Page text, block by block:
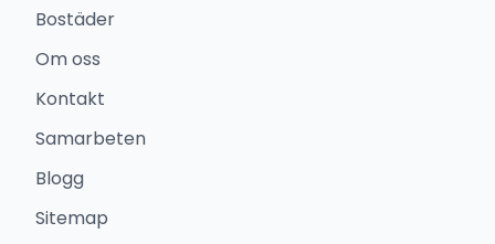
Bostäder
Om oss
Kontakt
Samarbeten
Blogg
Sitemap